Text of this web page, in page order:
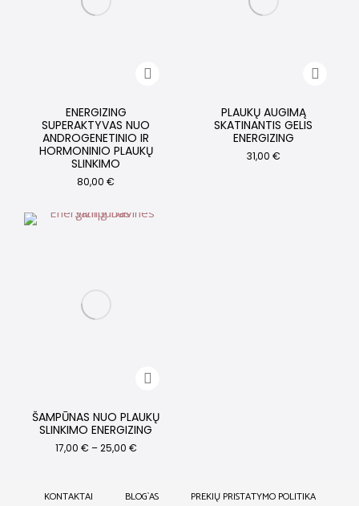
ENERGIZING
SUPERAKTYVAS NUO
ANDROGENETINIO IR
HORMONINIO PLAUKŲ
SLINKIMO
80,00 €
PLAUKŲ AUGIMĄ
SKATINANTIS GELIS
ENERGIZING
31,00 €
ŠAMPŪNAS NUO PLAUKŲ
SLINKIMO ENERGIZING
17,00 € –25,00 €
KONTAKTAI BLOG`AS PREKIŲ PRISTATYMO POLITIKA